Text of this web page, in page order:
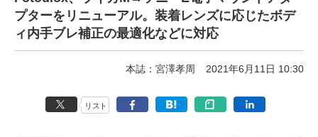
プターをリニューアル。装着レンズに応じたボデ
ィ内手ブレ補正の最適化などに対応
本誌：宮澤孝周 2021年6月11日 10:30
リスト